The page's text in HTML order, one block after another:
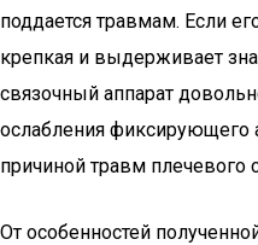
поддается травмам. Если
крепкая и выдерживает
связочный аппарат
ослабления фиксирующего
причиной травм плечевого
От особенностей